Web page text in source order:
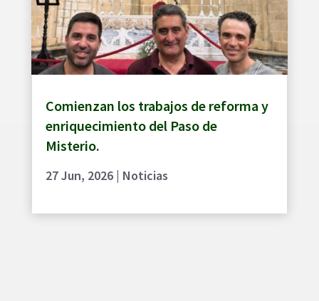
Comienzan los trabajos de reforma y
enriquecimiento del Paso de
Misterio.
27 Jun, 2026| Noticias